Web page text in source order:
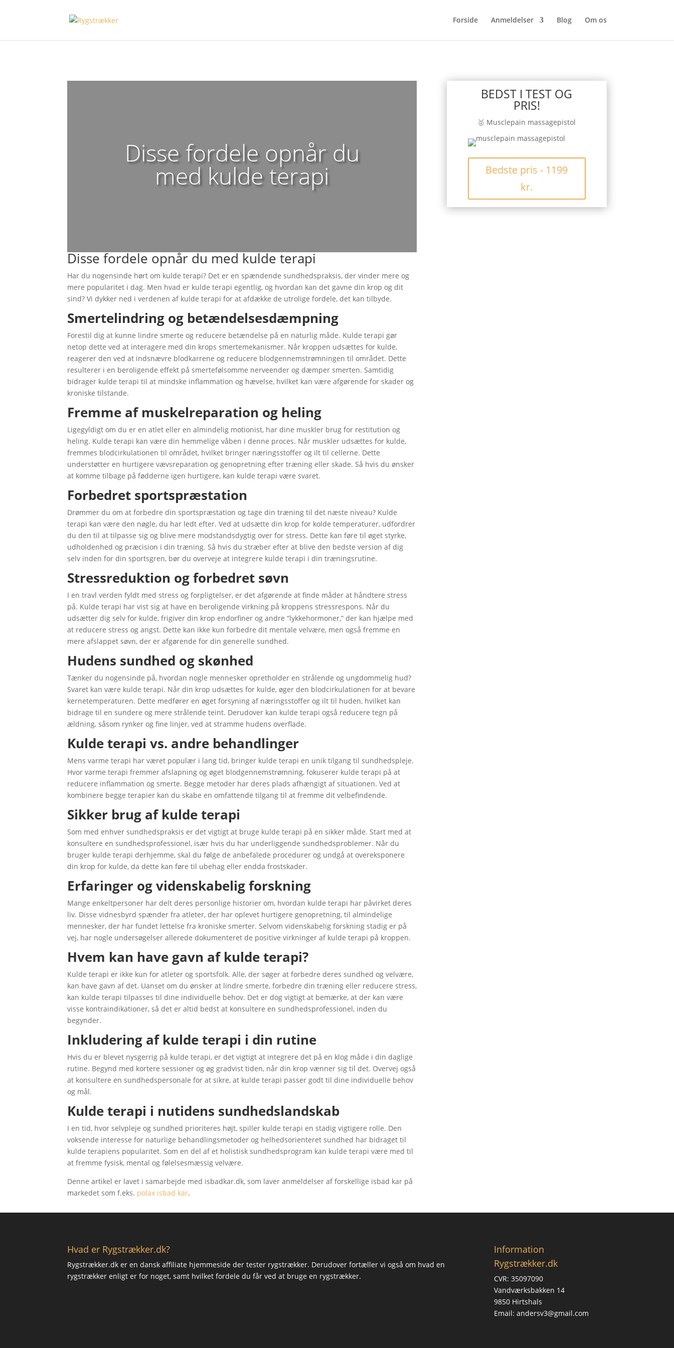
Forside Anmeldelser Blog Om os
Disse fordele opnår du
med kulde terapi
Disse fordele opnår du med kulde terapi
Har du nogensinde hørt om kulde terapi? Det er en spændende sundhedspraksis, der vinder mere og
mere popularitet i dag. Men hvad er kulde terapi egentlig, og hvordan kan det gavne din krop og dit
sind? Vi dykker ned i verdenen af kulde terapi for at afdække de utrolige fordele, det kan tilbyde.
Smertelindring og betændelsesdæmpning
Forestil dig at kunne lindre smerte og reducere betændelse på en naturlig måde. Kulde terapi gør
netop dette ved at interagere med din krops smertemekanismer. Når kroppen udsættes for kulde,
reagerer den ved at indsnævre blodkarrene og reducere blodgennemstrømningen til området. Dette
resulterer i en beroligende effekt på smertefølsomme nerveender og dæmper smerten. Samtidig
bidrager kulde terapi til at mindske inflammation og hævelse, hvilket kan være afgørende for skader og
kroniske tilstande.
Fremme af muskelreparation og heling
Ligegyldigt om du er en atlet eller en almindelig motionist, har dine muskler brug for restitution og
heling. Kulde terapi kan være din hemmelige våben i denne proces. Når muskler udsættes for kulde,
fremmes blodcirkulationen til området, hvilket bringer næringsstoffer og ilt til cellerne. Dette
understøtter en hurtigere vævsreparation og genopretning efter træning eller skade. Så hvis du ønsker
at komme tilbage på fødderne igen hurtigere, kan kulde terapi være svaret.
Forbedret sportspræstation
Drømmer du om at forbedre din sportspræstation og tage din træning til det næste niveau? Kulde
terapi kan være den nøgle, du har ledt efter. Ved at udsætte din krop for kolde temperaturer, udfordrer
du den til at tilpasse sig og blive mere modstandsdygtig over for stress. Dette kan føre til øget styrke,
udholdenhed og præcision i din træning. Så hvis du stræber efter at blive den bedste version af dig
selv inden for din sportsgren, bør du overveje at integrere kulde terapi i din træningsrutine.
Stressreduktion og forbedret søvn
I en travl verden fyldt med stress og forpligtelser, er det afgørende at finde måder at håndtere stress
på. Kulde terapi har vist sig at have en beroligende virkning på kroppens stressrespons. Når du
udsætter dig selv for kulde, frigiver din krop endorfiner og andre “lykkehormoner,” der kan hjælpe med
at reducere stress og angst. Dette kan ikke kun forbedre dit mentale velvære, men også fremme en
mere afslappet søvn, der er afgørende for din generelle sundhed.
Hudens sundhed og skønhed
Tænker du nogensinde på, hvordan nogle mennesker opretholder en strålende og ungdommelig hud?
Svaret kan være kulde terapi. Når din krop udsættes for kulde, øger den blodcirkulationen for at bevare
kernetemperaturen. Dette medfører en øget forsyning af næringsstoffer og ilt til huden, hvilket kan
bidrage til en sundere og mere strålende teint. Derudover kan kulde terapi også reducere tegn på
ældning, såsom rynker og fine linjer, ved at stramme hudens overflade.
Kulde terapi vs. andre behandlinger
Mens varme terapi har været populær i lang tid, bringer kulde terapi en unik tilgang til sundhedspleje.
Hvor varme terapi fremmer afslapning og øget blodgennemstrømning, fokuserer kulde terapi på at
reducere inflammation og smerte. Begge metoder har deres plads afhængigt af situationen. Ved at
kombinere begge terapier kan du skabe en omfattende tilgang til at fremme dit velbefindende.
Sikker brug af kulde terapi
Som med enhver sundhedspraksis er det vigtigt at bruge kulde terapi på en sikker måde. Start med at
konsultere en sundhedsprofessionel, især hvis du har underliggende sundhedsproblemer. Når du
bruger kulde terapi derhjemme, skal du følge de anbefalede procedurer og undgå at overeksponere
din krop for kulde, da dette kan føre til ubehag eller endda frostskader.
Erfaringer og videnskabelig forskning
Mange enkeltpersoner har delt deres personlige historier om, hvordan kulde terapi har påvirket deres
liv. Disse vidnesbyrd spænder fra atleter, der har oplevet hurtigere genopretning, til almindelige
mennesker, der har fundet lettelse fra kroniske smerter. Selvom videnskabelig forskning stadig er på
vej, har nogle undersøgelser allerede dokumenteret de positive virkninger af kulde terapi på kroppen.
Hvem kan have gavn af kulde terapi?
Kulde terapi er ikke kun for atleter og sportsfolk. Alle, der søger at forbedre deres sundhed og velvære,
kan have gavn af det. Uanset om du ønsker at lindre smerte, forbedre din træning eller reducere stress,
kan kulde terapi tilpasses til dine individuelle behov. Det er dog vigtigt at bemærke, at der kan være
visse kontraindikationer, så det er altid bedst at konsultere en sundhedsprofessionel, inden du
begynder.
Inkludering af kulde terapi i din rutine
Hvis du er blevet nysgerrig på kulde terapi, er det vigtigt at integrere det på en klog måde i din daglige
rutine. Begynd med kortere sessioner og øg gradvist tiden, når din krop vænner sig til det. Overvej også
at konsultere en sundhedspersonale for at sikre, at kulde terapi passer godt til dine individuelle behov
og mål.
Kulde terapi i nutidens sundhedslandskab
I en tid, hvor selvpleje og sundhed prioriteres højt, spiller kulde terapi en stadig vigtigere rolle. Den
voksende interesse for naturlige behandlingsmetoder og helhedsorienteret sundhed har bidraget til
kulde terapiens popularitet. Som en del af et holistisk sundhedsprogram kan kulde terapi være med til
at fremme fysisk, mental og følelsesmæssig velvære.
Denne artikel er lavet i samarbejde med isbadkar.dk, som laver anmeldelser af forskellige isbad kar på
markedet som f.eks. polax isbad kar.
BEDST I TEST OG
PRIS!
🥇 Musclepain massagepistol
Bedste pris - 1199
kr.
Hvad er Rygstrækker.dk?
Rygstrækker.dk er en dansk affiliate hjemmeside der tester rygstrækker. Derudover fortæller vi også om hvad en
rygstrækker enligt er for noget, samt hvilket fordele du får ved at bruge en rygstrækker.
Information
Rygstrækker.dk
CVR: 35097090
Vandværksbakken 14
9850 Hirtshals
Email: andersv3@gmail.com